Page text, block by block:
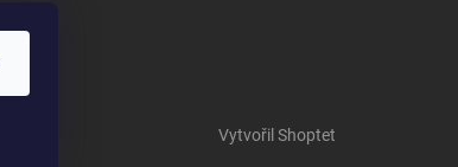
Vytvořil Shoptet